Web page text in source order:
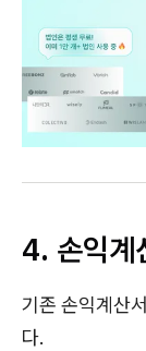
4. 손익계
기존 손익계산
다.